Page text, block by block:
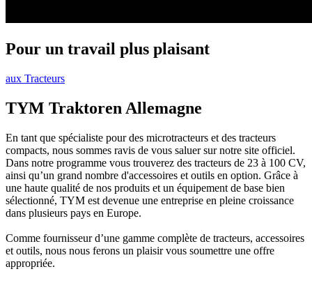
Pour un travail plus plaisant
aux Tracteurs
TYM Traktoren Allemagne
En tant que spécialiste pour des microtracteurs et des tracteurs
compacts, nous sommes ravis de vous saluer sur notre site officiel.
Dans notre programme vous trouverez des tracteurs de 23 à 100 CV,
ainsi qu’un grand nombre d'accessoires et outils en option. Grâce à
une haute qualité de nos produits et un équipement de base bien
sélectionné, TYM est devenue une entreprise en pleine croissance
dans plusieurs pays en Europe.
Comme fournisseur d’une gamme complète de tracteurs, accessoires
et outils, nous nous ferons un plaisir vous soumettre une offre
appropriée.